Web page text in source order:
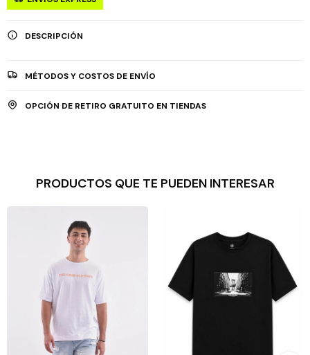
DESCRIPCIÓN
MÉTODOS Y COSTOS DE ENVÍO
OPCIÓN DE RETIRO GRATUITO EN TIENDAS
PRODUCTOS QUE TE PUEDEN INTERESAR